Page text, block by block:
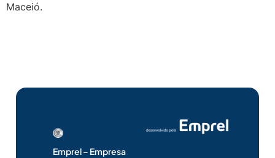
Maceió.
Emprel – Empresa